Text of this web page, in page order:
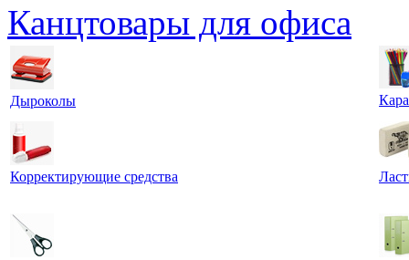
Канцтовары для офиса
Дыроколы
Корректирующие средства